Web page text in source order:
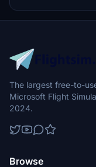
The largest free-to-
Microsoft Flight
2024.
Browse